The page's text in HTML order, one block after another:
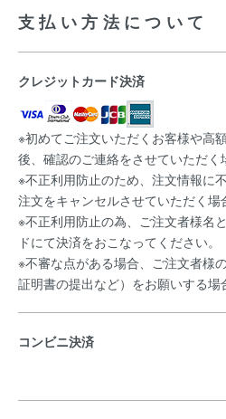
支払い方法について
クレジットカード決済
※初めてご注文いただくお客様や高
後、確認のご連絡をさせていただく
※不正利用防止のため、注文情報に
注文をキャンセルさせていただく場
※不正利用防止の為、ご注文者様名
ドにて決済をおこなってください。
※不審な点がある場合、ご注文者様
証明書の提出など）をお願いする場
コンビニ決済